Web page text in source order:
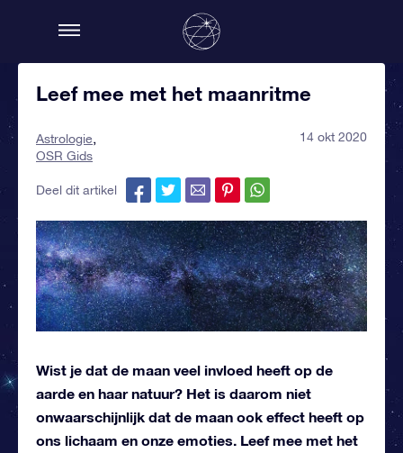
Leef mee met het maanritme
Astrologie
OSR Gids
14 okt 2020
Deel dit artikel
Wist je dat de maan veel invloed heeft op de
aarde en haar natuur? Het is daarom niet
onwaarschijnlijk dat de maan ook effect heeft op
ons lichaam en onze emoties. Leef mee met het